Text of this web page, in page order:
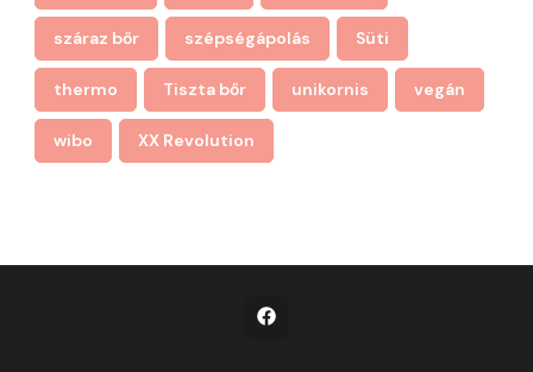
száraz bőr szépségápolás Süti
thermo Tiszta bőr unikornis vegán
wibo XX Revolution